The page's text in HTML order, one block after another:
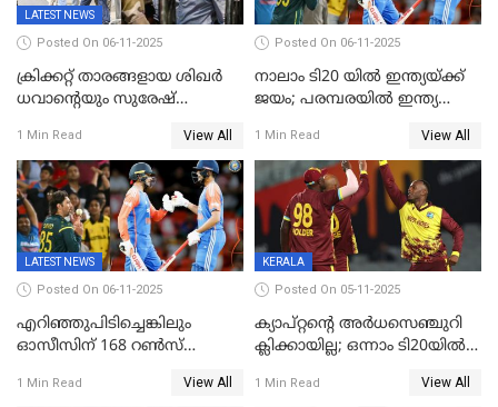
LATEST NEWS
Posted On 06-11-2025
ക്രിക്കറ്റ് താരങ്ങളായ ശിഖർ
ധവാന്‍റെയും സുരേഷ്
കണ്ടുകെട്ടി
1 Min Read View All
Posted On 06-11-2025
നാലാം ടി20 യില്‍ ഇന്ത്യയ്ക്ക്
ജയം; പരമ്പരയിൽ ഇന്ത്യ
1 Min Read View All
LATEST NEWS
Posted On 06-11-2025
എറിഞ്ഞുപിടിച്ചെങ്കിലും
ഓസീസിന് 168 റൺസ്
1 Min Read View All
KERALA
Posted On 05-11-2025
ക്യാപ്റ്റന്റെ അർധസെഞ്ചുറി
ക്ലിക്കായില്ല; ഒന്നാം ടി20യിൽ
വിൻഡീസിന് ജയം
1 Min Read View All